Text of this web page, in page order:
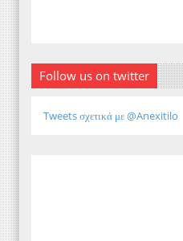
Follow us on twitter
Tweets σχετικά με @Anexitilo